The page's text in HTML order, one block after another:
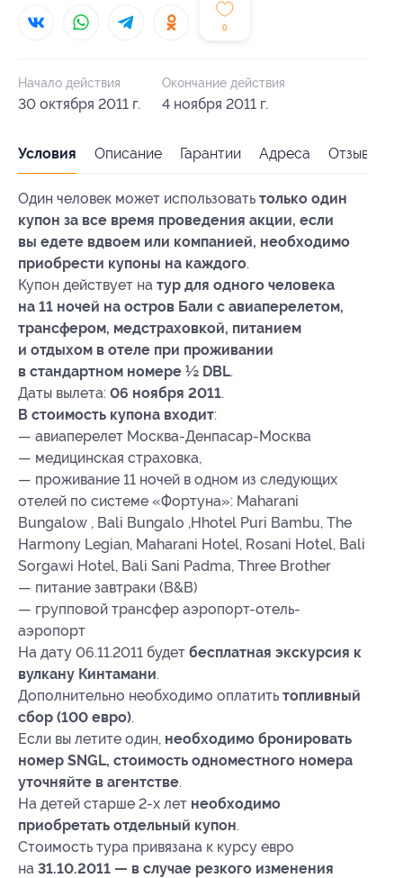
0
Начало действия
30 октября 2011 г.
Окончание действия
4 ноября 2011 г.
Условия Описание Гарантии Адреса Отзывы
Один человек может использовать только один
купон за все время проведения акции, если
вы едете вдвоем или компанией, необходимо
приобрести купоны на каждого.
Купон действует на тур для одного человека
на 11 ночей на остров Бали с авиаперелетом,
трансфером, медстраховкой, питанием
и отдыхом в отеле при проживании
в стандартном номере ½ DBL.
Даты вылета: 06 ноября 2011.
В стоимость купона входит:
— авиаперелет Москва-Денпасар-Москва
— медицинская страховка,
— проживание 11 ночей в одном из следующих
отелей по системе «Фортуна»: Maharani
Bungalow , Bali Bungalo ,Hhotel Puri Bambu, The
Harmony Legian, Maharani Hotel, Rosani Hotel, Bali
Sorgawi Hotel, Bali Sani Padma, Three Brother
— питание завтраки (B&B)
— групповой трансфер аэропорт-отель-
аэропорт
На дату 06.11.2011 будет бесплатная экскурсия к
вулкану Кинтамани.
Дополнительно необходимо оплатить топливный
сбор (100 евро).
Если вы летите один, необходимо бронировать
номер SNGL, стоимость одноместного номера
уточняйте в агентстве.
На детей старше 2-х лет необходимо
приобретать отдельный купон.
Стоимость тура привязана к курсу евро
на 31.10.2011 — в случае резкого изменения